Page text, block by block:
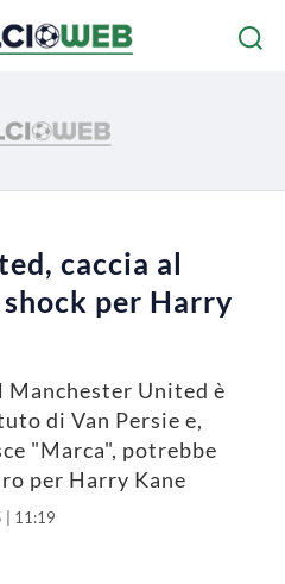
caccia al
per Harry
Manchester United è
di Van Persie e,
"Marca", potrebbe
per Harry Kane
| 11:19